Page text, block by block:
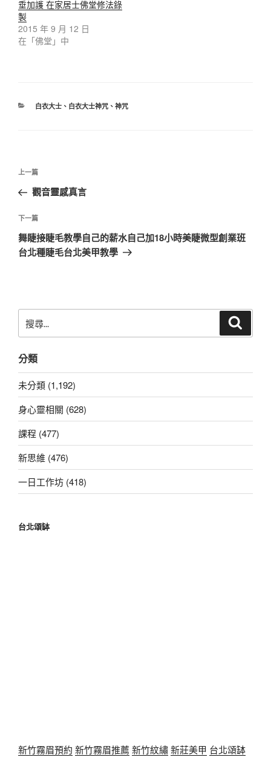
垂加護 在家居士佛堂修法錄
製
2015 年 9 月 12 日
在「佛堂」中
分
白衣大士、 白衣大士神咒、 神咒
文
導
覽
上
一
文
章
上一篇
觀音靈感真言
下
一
篇
下一篇
舞睫接睫毛教學自己的薪水自己加18小時美睫微型創業班
台北種睫毛台北美甲教學
尋
鍵
字:
分類
未分類 (1,192)
身心靈相關 (628)
課程 (477)
新思維 (476)
一日工作坊 (418)
台北頌缽
新竹霧眉預約 新竹霧眉推薦 新竹紋繡新莊美甲 台北頌缽